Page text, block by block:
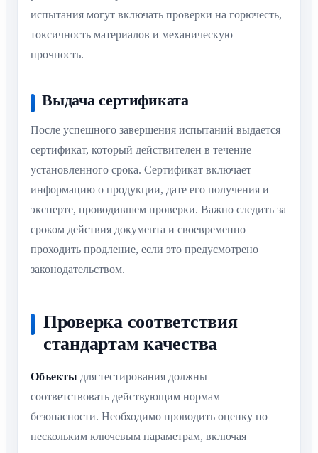
испытания могут включать проверки на горючесть,
токсичность материалов и механическую
прочность.
Выдача сертификата
После успешного завершения испытаний выдается
сертификат, который действителен в течение
установленного срока. Сертификат включает
информацию о продукции, дате его получения и
эксперте, проводившем проверки. Важно следить за
сроком действия документа и своевременно
проходить продление, если это предусмотрено
законодательством.
Проверка соответствия
стандартам качества
Объекты для тестирования должны
соответствовать действующим нормам
безопасности. Необходимо проводить оценку по
нескольким ключевым параметрам, включая